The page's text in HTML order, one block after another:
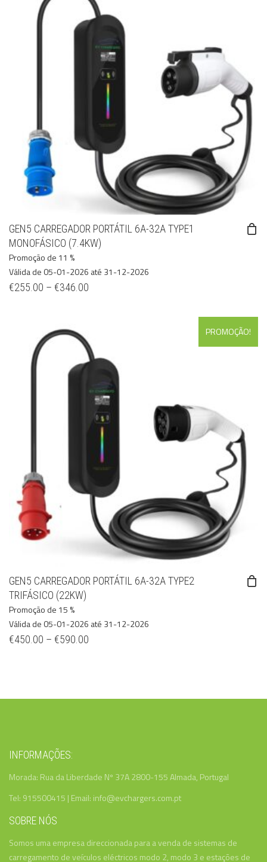
GEN5 CARREGADOR PORTÁTIL 6A-32A TYPE1
MONOFÁSICO (7.4KW)
Promoção de 11 %
Válida de 05-01-2026 até 31-12-2026
€255.00 – €346.00
PROMOÇÃO!
GEN5 CARREGADOR PORTÁTIL 6A-32A TYPE2
TRIFÁSICO (22KW)
Promoção de 15 %
Válida de 05-01-2026 até 31-12-2026
€450.00 – €590.00
INFORMAÇÕES:
Morada: Rua da Liberdade Nº 37A 2800-155 Almada, Portugal
Tel: 915500415 | Email: info@evchargers.com.pt
SOBRE NÓS
Somos uma empresa direccionada para a venda de sistemas de
carregamento de veículos eléctricos modo 2, modo 3 e estações de